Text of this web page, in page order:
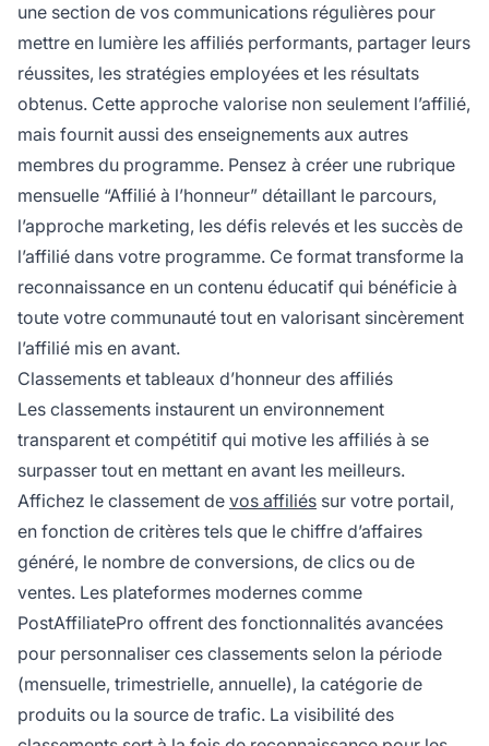
une section de vos communications régulières pour
mettre en lumière les affiliés performants, partager leurs
réussites, les stratégies employées et les résultats
obtenus. Cette approche valorise non seulement l’affilié,
mais fournit aussi des enseignements aux autres
membres du programme. Pensez à créer une rubrique
mensuelle “Affilié à l’honneur” détaillant le parcours,
l’approche marketing, les défis relevés et les succès de
l’affilié dans votre programme. Ce format transforme la
reconnaissance en un contenu éducatif qui bénéficie à
toute votre communauté tout en valorisant sincèrement
l’affilié mis en avant.
Classements et tableaux d’honneur des affiliés
Les classements instaurent un environnement
transparent et compétitif qui motive les affiliés à se
surpasser tout en mettant en avant les meilleurs.
Affichez le classement de vos affiliés sur votre portail,
en fonction de critères tels que le chiffre d’affaires
généré, le nombre de conversions, de clics ou de
ventes. Les plateformes modernes comme
PostAffiliatePro offrent des fonctionnalités avancées
pour personnaliser ces classements selon la période
(mensuelle, trimestrielle, annuelle), la catégorie de
produits ou la source de trafic. La visibilité des